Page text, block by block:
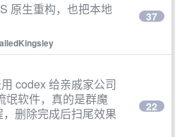
原生重构，也把本地
37
codex 给亲戚家公司
氓软件，真的是群魔
删除完成后扫尾效果
22